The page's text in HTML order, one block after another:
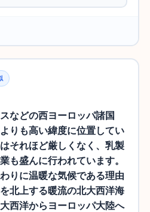
などの西ヨーロッパ諸国
りも高い緯度に位置してい
それほど厳しくなく、乳製
も盛んに行われています。
りに温暖な気候である理由
北上する暖流の北大西洋海
西洋からヨーロッパ大陸へ